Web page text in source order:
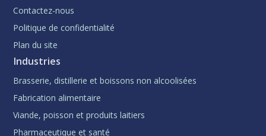
Contactez-nous
Politique de confidentialité
Plan du site
Industries
Brasserie, distillerie et boissons non alcoolisées
Fabrication alimentaire
Viande, poisson et produits laitiers
Pharmaceutique et santé